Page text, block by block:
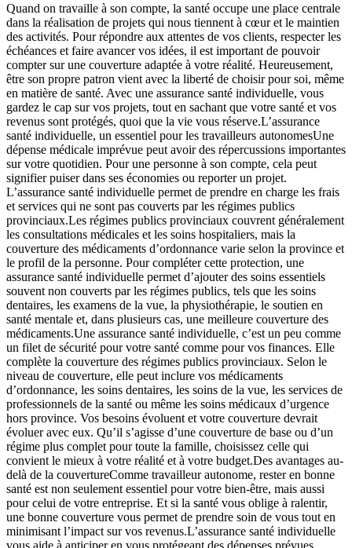
Quand on travaille à son compte, la santé occupe une place centrale
dans la réalisation de projets qui nous tiennent à cœur et le maintien
des activités. Pour répondre aux attentes de vos clients, respecter les
échéances et faire avancer vos idées, il est important de pouvoir
compter sur une couverture adaptée à votre réalité. Heureusement,
être son propre patron vient avec la liberté de choisir pour soi, même
en matière de santé. Avec une assurance santé individuelle, vous
gardez le cap sur vos projets, tout en sachant que votre santé et vos
revenus sont protégés, quoi que la vie vous réserve.L’assurance
santé individuelle, un essentiel pour les travailleurs autonomesUne
dépense médicale imprévue peut avoir des répercussions importantes
sur votre quotidien. Pour une personne à son compte, cela peut
signifier puiser dans ses économies ou reporter un projet.
L’assurance santé individuelle permet de prendre en charge les frais
et services qui ne sont pas couverts par les régimes publics
provinciaux.Les régimes publics provinciaux couvrent généralement
les consultations médicales et les soins hospitaliers, mais la
couverture des médicaments d’ordonnance varie selon la province et
le profil de la personne. Pour compléter cette protection, une
assurance santé individuelle permet d’ajouter des soins essentiels
souvent non couverts par les régimes publics, tels que les soins
dentaires, les examens de la vue, la physiothérapie, le soutien en
santé mentale et, dans plusieurs cas, une meilleure couverture des
médicaments.Une assurance santé individuelle, c’est un peu comme
un filet de sécurité pour votre santé comme pour vos finances. Elle
complète la couverture des régimes publics provinciaux. Selon le
niveau de couverture, elle peut inclure vos médicaments
d’ordonnance, les soins dentaires, les soins de la vue, les services de
professionnels de la santé ou même les soins médicaux d’urgence
hors province. Vos besoins évoluent et votre couverture devrait
évoluer avec eux. Qu’il s’agisse d’une couverture de base ou d’un
régime plus complet pour toute la famille, choisissez celle qui
convient le mieux à votre réalité et à votre budget.Des avantages au-
delà de la couvertureComme travailleur autonome, rester en bonne
santé est non seulement essentiel pour votre bien-être, mais aussi
pour celui de votre entreprise. Et si la santé vous oblige à ralentir,
une bonne couverture vous permet de prendre soin de vous tout en
minimisant l’impact sur vos revenus.L’assurance santé individuelle
vous aide à anticiper en vous protégeant des dépenses prévues